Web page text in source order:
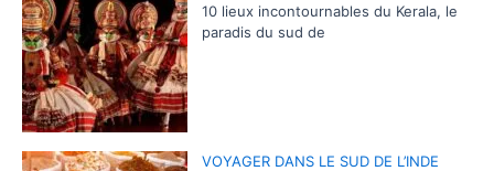
10 lieux incontournables du Kerala, le
paradis du sud de
VOYAGER DANS LE SUD DE L’INDE